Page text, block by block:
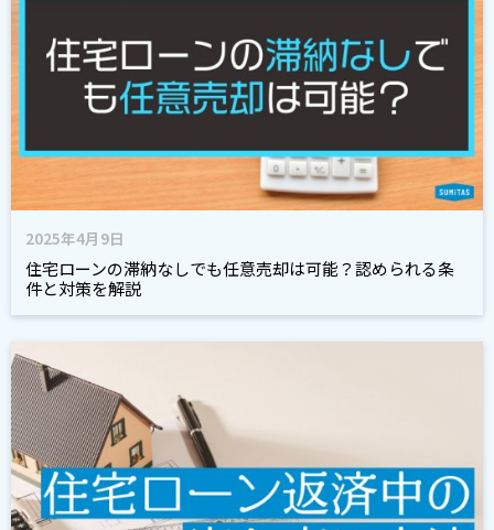
2025年4月9日
住宅ローンの滞納なしでも任意売却は可能？認められる条
件と対策を解説